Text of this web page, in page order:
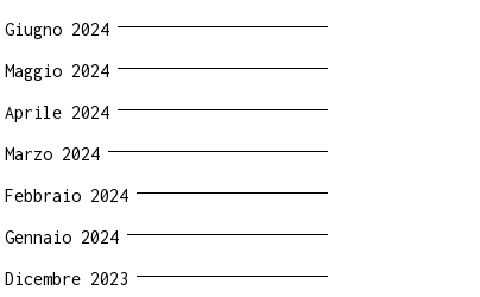
Giugno 2024
Maggio 2024
Aprile 2024
Marzo 2024
Febbraio 2024
Gennaio 2024
Dicembre 2023